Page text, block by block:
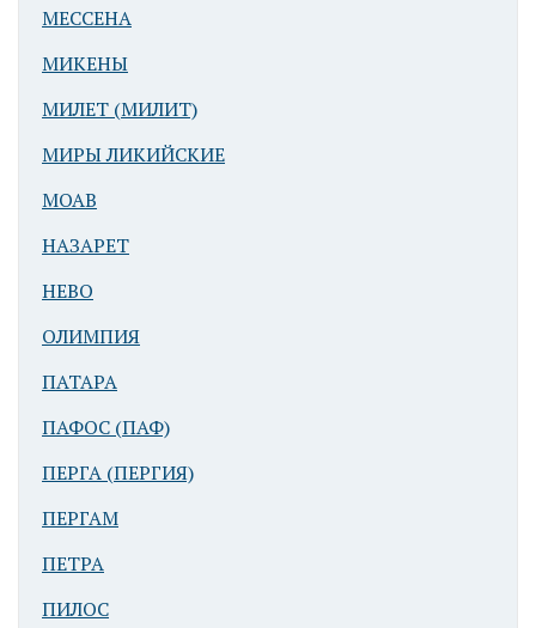
(Гелиополь).
Лестница,
ведущая в
храм Юпитера
Баальбек
(Гелиополь).
Храм Вакха
МЕССЕНА
МИКЕНЫ
МИЛЕТ (МИЛИТ)
МИРЫ ЛИКИЙСКИЕ
МОАВ
НАЗАРЕТ
НЕВО
ОЛИМПИЯ
ПАТАРА
ПАФОС (ПАФ)
ПЕРГА (ПЕРГИЯ)
ПЕРГАМ
ПЕТРА
ПИЛОС